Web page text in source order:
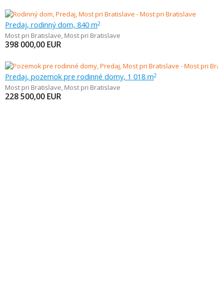
Predaj, rodinný dom, 840 m2
Most pri Bratislave, Most pri Bratislave
398 000,00 EUR
Predaj, pozemok pre rodinné domy, 1 018 m2
Most pri Bratislave, Most pri Bratislave
228 500,00 EUR